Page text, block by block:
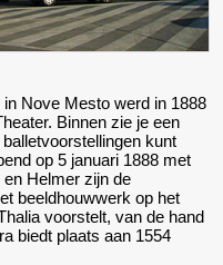
Nove Mesto werd in 1888
Binnen zie je een
kunt
op 5 januari 1888 met
en Helmer zijn de
beeldhouwwerk op het
voorstelt, van de hand
biedt plaats aan 1554